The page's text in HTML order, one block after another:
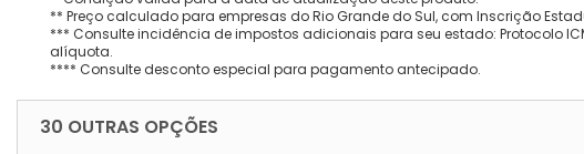
** Preço calculado para empresas do Rio Grande do Sul, com Inscrição
*** Consulte incidência de impostos adicionais para seu estado: Protocolo
alíquota.
**** Consulte desconto especial para pagamento antecipado.
30 OUTRAS OPÇÕES